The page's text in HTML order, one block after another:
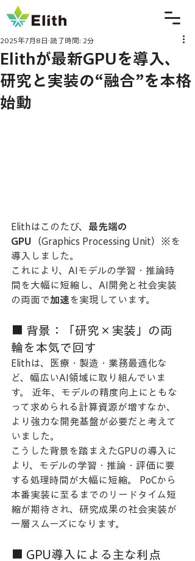
Elithが最新GPUを導入、
研究と実装の“融合”を本格
始動
2025年7月8日 読了時間: 2分
Elithはこのたび、 最先端の
GPU （Graphics Processing Unit）※を
導入しました。
これにより、AIモデルの学習・推論時
間を大幅に短縮し、AI開発と社会実装
の両面で加速を実現しています。
■ 背景：「研究×実装」の両
輪を本気で回す
Elithは、医療・製造・業務最適化な
ど、幅広いAI領域に取り組んでいま
す。 近年、モデルの精度向上にともな
って求められる計算資源が増すなか、
より強力な開発基盤が必要だと考えて
いました。
こうした背景を踏まえたGPUの導入に
より、モデルの学習・推論・評価に要
する処理時間が大幅に短縮。 PoCから
本番実装に至るまでのリードタイム短
縮が期待され、研究成果の社会実装が
一層スムーズになります。
■ GPU導入による主な利点